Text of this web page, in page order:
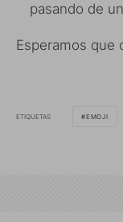
pasando de
Esperamos que
ETIQUETAS EMOJI